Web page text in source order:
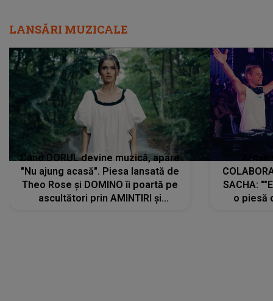
LANSĂRI MUZICALE
Când DORUL devine muzică, apare
"Nu ajung acasă". Piesa lansată de
Theo Rose și DOMINO îi poartă pe
ascultători prin AMINTIRI și
SACHA:
o piesă